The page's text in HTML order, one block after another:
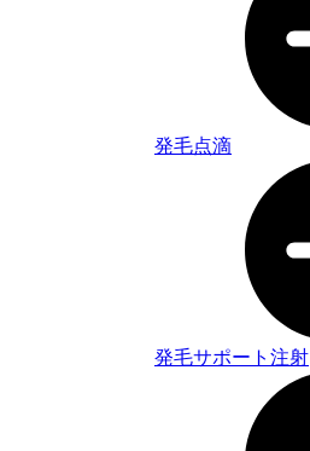
発毛点滴
発毛サポート注射